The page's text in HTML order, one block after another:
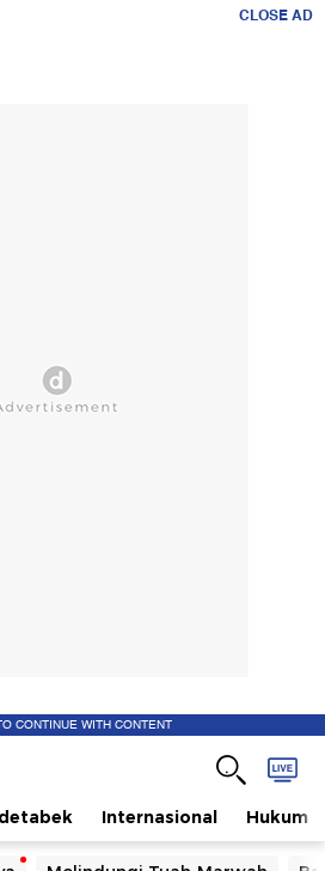
CLOSE AD
CONTINUE WITH CONTENT
Internasional Hukum